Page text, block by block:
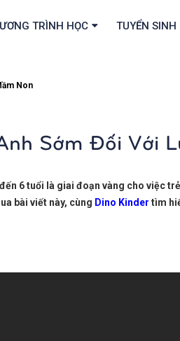
TRÌNH HỌC TUYỂN SINH
Non
Sớm Đối Với
6 tuổi là giai đoạn vàng cho việc
bài viết này, cùng Dino Kinder tìm